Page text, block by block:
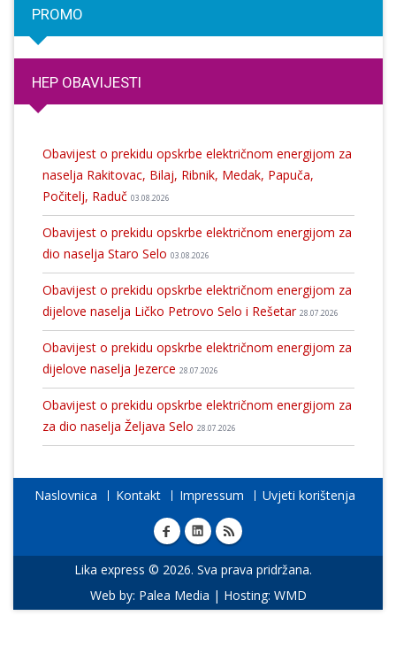
PROMO
HEP OBAVIJESTI
Obavijest o prekidu opskrbe električnom energijom za
naselja Rakitovac, Bilaj, Ribnik, Medak, Papuča,
Počitelj, Raduč 03.08.2026
Obavijest o prekidu opskrbe električnom energijom za
dio naselja Staro Selo 03.08.2026
Obavijest o prekidu opskrbe električnom energijom za
dijelove naselja Ličko Petrovo Selo i Rešetar 28.07.2026
Obavijest o prekidu opskrbe električnom energijom za
dijelove naselja Jezerce 28.07.2026
Obavijest o prekidu opskrbe električnom energijom za
za dio naselja Željava Selo 28.07.2026
Naslovnica Kontakt Impressum Uvjeti korištenja
Lika express © 2026. Sva prava pridržana.
Web by: Palea Media | Hosting: WMD